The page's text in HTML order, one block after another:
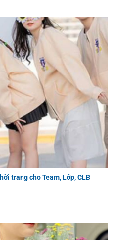
trang cho Team, Lớp, CLB